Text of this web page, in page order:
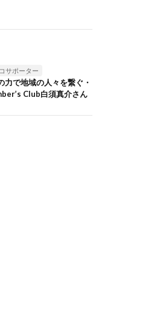
サポーター
力で地域の人々を繋ぐ・
Club白須真介さん